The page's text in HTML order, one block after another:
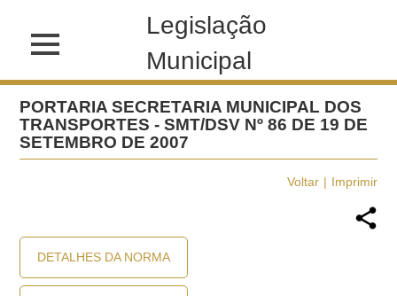
Legislação
Municipal
PORTARIA SECRETARIA MUNICIPAL DOS
TRANSPORTES - SMT/DSV Nº 86 DE 19 DE
SETEMBRO DE 2007
Voltar Imprimir
DETALHES DA NORMA